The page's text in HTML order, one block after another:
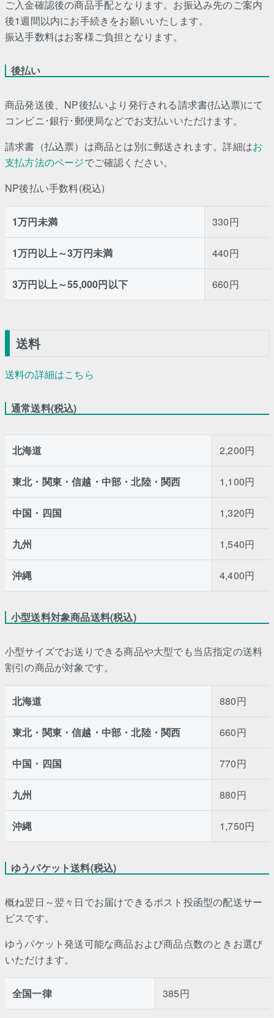
ご入金確認後の商品手配となります。お振込み先のご案内
後1週間以内にお手続きをお願いいたします。
振込手数料はお客様ご負担となります。
後払い
商品発送後、NP後払いより発行される請求書(払込票)にて
コンビニ･銀行･郵便局などでお支払いいただけます。
請求書（払込票）は商品とは別に郵送されます。詳細はお
支払方法のページでご確認ください。
NP後払い手数料(税込)
1万円未満 330円
1万円以上～3万円未満 440円
3万円以上～55,000円以下 660円
送料
送料の詳細はこちら
通常送料(税込)
北海道 2,200円
東北・関東・信越・中部・北陸・関西 1,100円
中国・四国 1,320円
九州 1,540円
沖縄 4,400円
小型送料対象商品送料(税込)
小型サイズでお送りできる商品や大型でも当店指定の送料
割引の商品が対象です。
北海道 880円
東北・関東・信越・中部・北陸・関西 660円
中国・四国 770円
九州 880円
沖縄 1,750円
ゆうパケット送料(税込)
概ね翌日～翌々日でお届けできるポスト投函型の配送サー
ビスです。
ゆうパケット発送可能な商品および商品点数のときお選び
いただけます。
全国一律 385円